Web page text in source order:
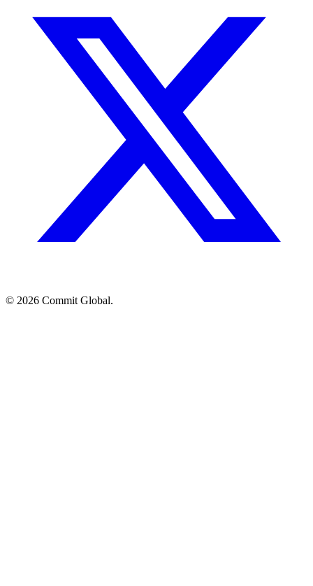
© 2026 Commit Global.